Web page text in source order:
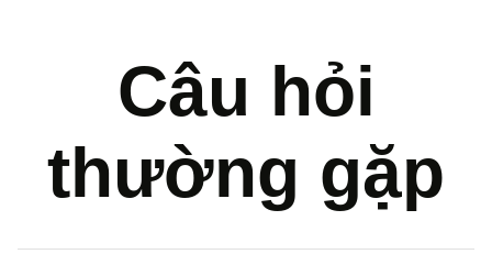
Câu hỏi
thường gặp